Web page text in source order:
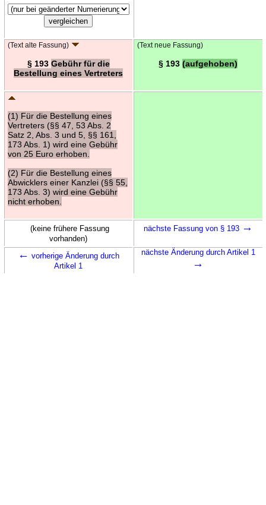
(Text alte Fassung)
§ 193 Gebühr für die
Bestellung eines Vertreters
(Text neue Fassung)
§ 193 (aufgehoben)
(1) Für die Bestellung eines
Vertreters (§§ 47, 53 Abs. 2
Satz 2, Abs. 3 und 5, §§ 161,
173 Abs. 1) wird eine Gebühr
von 25 Euro erhoben.
(2) Für die Bestellung eines
Abwicklers einer Kanzlei (§§ 55,
173 Abs. 3) wird eine Gebühr
nicht erhoben.
(keine frühere Fassung
vorhanden)
nächste Fassung von § 193 →
← vorherige Änderung durch
Artikel 1
nächste Änderung durch Artikel 1
→